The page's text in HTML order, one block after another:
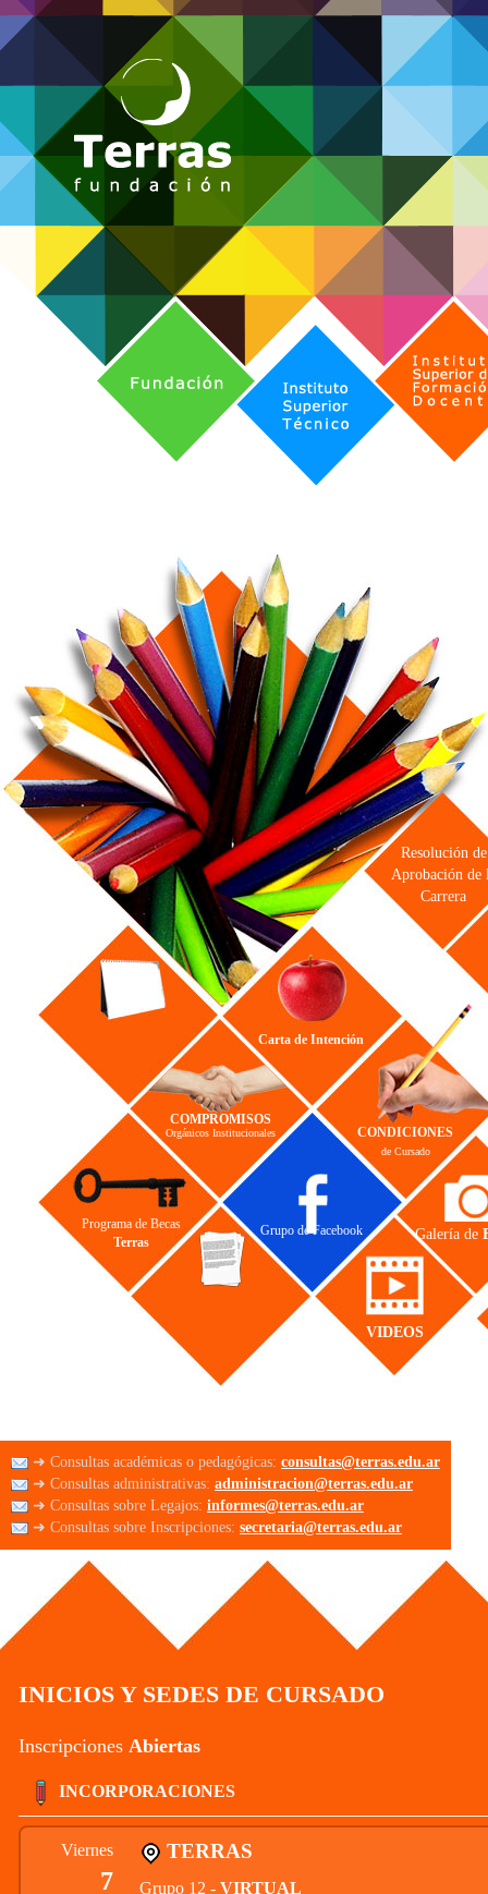
Fundación
Instituto Superior Técnico
Instituto Superior de Formación
Resolución de
Aprobación de
Carrera
Carta de Intención
COMPROMISOS
Orgánicos Institucionales CONDICIONES
de Cursado
Programa de Becas
Terras
Grupo de Facebook
VIDEOS
Galería de
➜ Consultas académicas o pedagógicas: consultas@terras.edu.ar
➜ Consultas administrativas: administracion@terras.edu.ar
➜ Consultas sobre Legajos: informes@terras.edu.ar
➜ Consultas sobre Inscripciones: secretaria@terras.edu.ar
INICIOS Y SEDES DE CURSADO
Inscripciones Abiertas
INCORPORACIONES
Viernes
7
TERRAS
Grupo 12 - VIRTUAL